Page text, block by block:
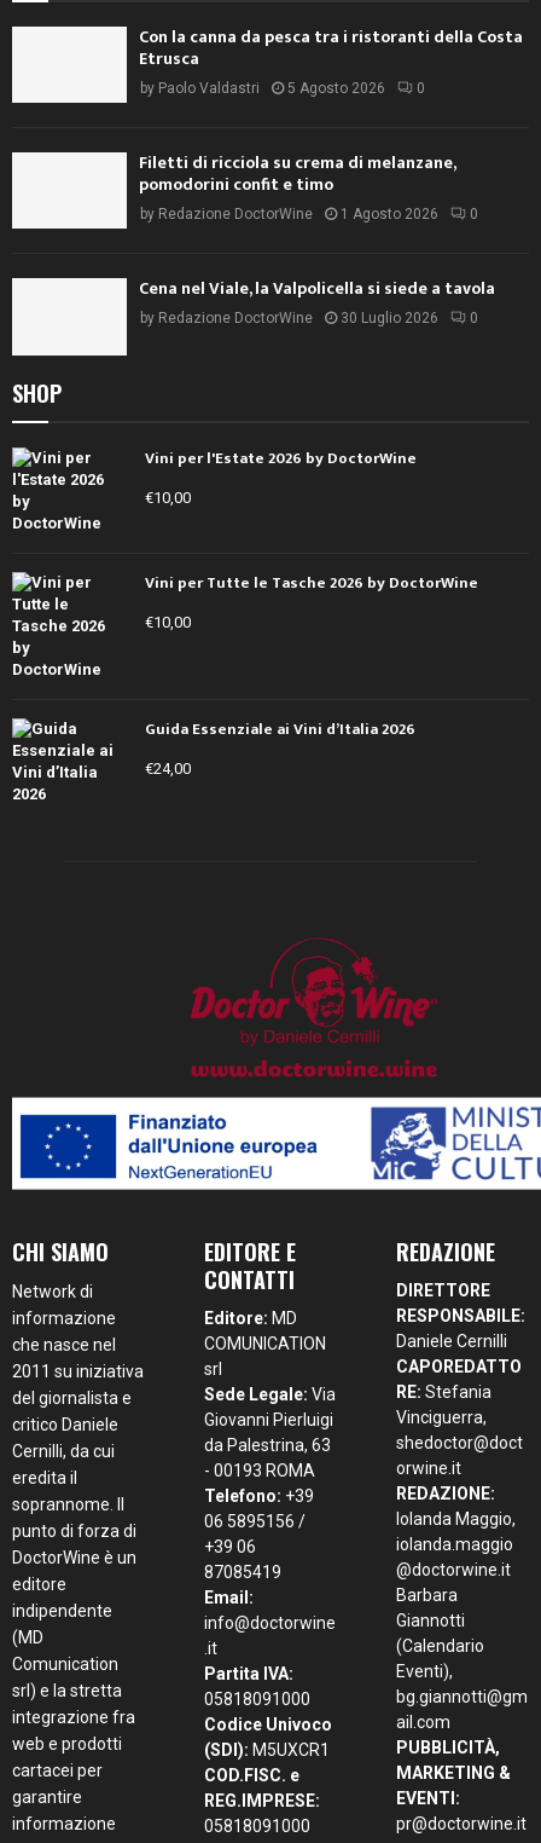
Con la canna da pesca tra i ristoranti della Costa
Etrusca
by Paolo Valdastri 5 Agosto 2026 0
Filetti di ricciola su crema di melanzane,
pomodorini confit e timo
by Redazione DoctorWine 1 Agosto 2026 0
Cena nel Viale, la Valpolicella si siede a tavola
by Redazione DoctorWine 30 Luglio 2026 0
SHOP
Vini per l'Estate 2026 by DoctorWine
€10,00
Vini per Tutte le Tasche 2026 by DoctorWine
€10,00
Guida Essenziale ai Vini d’Italia 2026
€24,00
CHI SIAMO
Network di
informazione
che nasce nel
2011 su iniziativa
del giornalista e
critico Daniele
Cernilli, da cui
eredita il
soprannome. Il
punto di forza di
DoctorWine è un
editore
indipendente
(MD
Comunication
srl) e la stretta
integrazione fra
web e prodotti
cartacei per
garantire
informazione
EDITORE E
CONTATTI
Editore: MD
COMUNICATION
srl
Sede Legale: Via
Giovanni Pierluigi
da Palestrina, 63
- 00193 ROMA
Telefono: +39
06 5895156 /
+39 06
87085419
Email:
info@doctorwine
.it
Partita IVA:
05818091000
Codice Univoco
(SDI): M5UXCR1
COD.FISC. e
REG.IMPRESE:
05818091000
REDAZIONE
DIRETTORE
RESPONSABILE:
Daniele Cernilli
CAPOREDATTO
RE: Stefania
Vinciguerra,
shedoctor@doct
orwine.it
REDAZIONE:
Iolanda Maggio,
iolanda.maggio
@doctorwine.it
Barbara
Giannotti
(Calendario
Eventi),
bg.giannotti@gm
ail.com
PUBBLICITÀ,
MARKETING &
EVENTI:
pr@doctorwine.it